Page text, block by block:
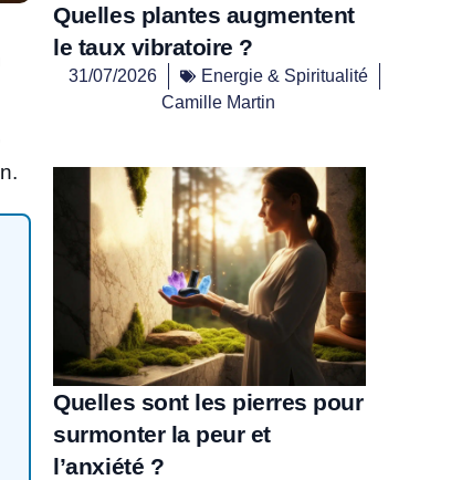
Quelles plantes augmentent
le taux vibratoire ?
31/07/2026
Energie & Spiritualité
Camille Martin
Quelles sont les pierres pour
surmonter la peur et
l’anxiété ?